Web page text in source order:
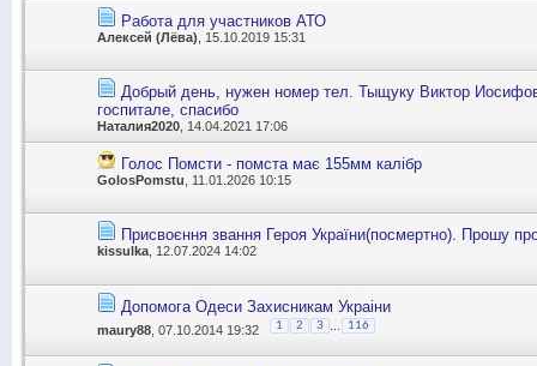
Работа для участников АТО
Алексей (Лёва) , 15.10.2019 15:31
Добрый день, нужен номер тел. Тыщуку Виктор
госпитале, спасибо
Наталия2020 , 14.04.2021 17:06
Голос Помсти - помста має 155мм калібр
GolosPomstu , 11.01.2026 10:15
Присвоєння звання Героя України(посмертно). Прошу про
kissulka , 12.07.2024 14:02
Допомога Одеси Захисникам Украіни
maury88 , 07.10.2014 19:32 1 2 3 116